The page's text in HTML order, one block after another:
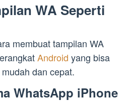
WA Seperti
membuat tampilan WA
Android yang bisa
dan cepat.
WhatsApp iPhone